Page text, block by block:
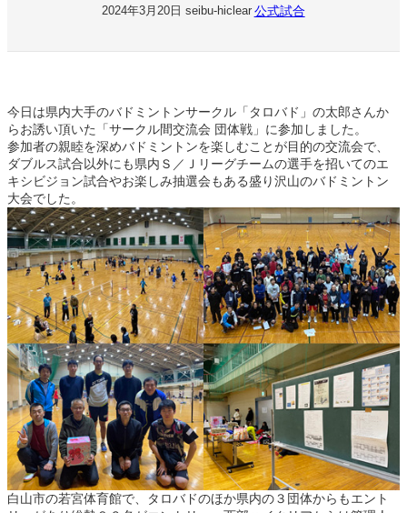
2024年3月20日 seibu-hiclear 公式試合
今日は県内大手のバドミントンサークル「タロバド」の太郎さんか
らお誘い頂いた「サークル間交流会 団体戦」に参加しました。
参加者の親睦を深めバドミントンを楽しむことが目的の交流会で、
ダブルス試合以外にも県内Ｓ／Ｊリーグチームの選手を招いてのエ
キシビジョン試合やお楽しみ抽選会もある盛り沢山のバドミントン
大会でした。
白山市の若宮体育館で、タロバドのほか県内の３団体からもエント